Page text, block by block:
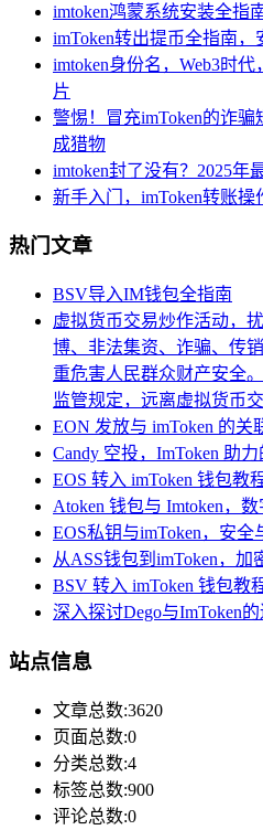
imtoken鸿蒙系统安装全指
imToken转出提币全指南
imtoken身份名，Web3时
片
警惕！冒充imToken的诈
成猎物
imtoken封了没有？2025年
新手入门，imToken转账
热门文章
BSV导入IM钱包全指南
虚拟货币交易炒作活动，
博、非法集资、诈骗、传
重危害人民群众财产安全
监管规定，远离虚拟货币
EON 发放与 imToken 的关
Candy 空投，ImToken 助
EOS 转入 imToken 钱包教
Atoken 钱包与 Imtoken，
EOS私钥与imToken，安全
从ASS钱包到imToken，加
BSV 转入 imToken 钱包教
深入探讨Dego与ImToken
站点信息
文章总数:3620
页面总数:0
分类总数:4
标签总数:900
评论总数:0